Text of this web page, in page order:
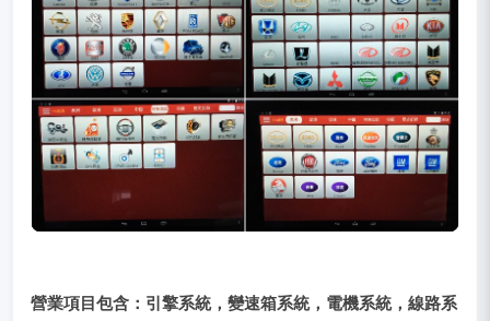
營業項目包含：引擎系統，變速箱系統，電機系統，線路系